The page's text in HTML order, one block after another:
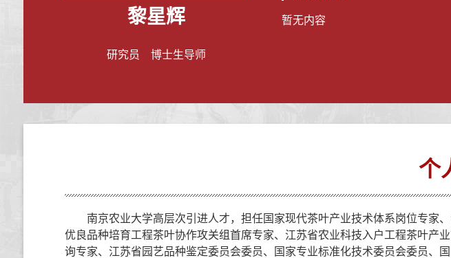
黎星辉
研究员 博士生导师
暂无内容
个
南京农业大学高层次引进人才，担任国家现代茶叶产业技术体系岗位专家
优良品种培育工程茶叶协作攻关组首席专家、江苏省农业科技入户工程茶叶产
询专家、江苏省园艺品种鉴定委员会委员、国家专业标准化技术委员会委员、